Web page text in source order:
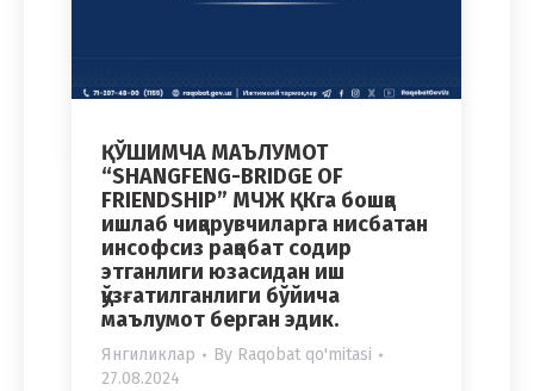
ҚЎШИМЧА МАЪЛУМОТ
“SHANGFENG-BRIDGE OF
FRIENDSHIP” МЧЖ ҚКга бошқа
ишлаб чиқарувчиларга нисбатан
инсофсиз рақобат содир
этганлиги юзасидан иш
қўзғатилганлиги бўйича
маълумот берган эдик.
Янгиликлар By Raqobat qo'mitasi
27.08.2024